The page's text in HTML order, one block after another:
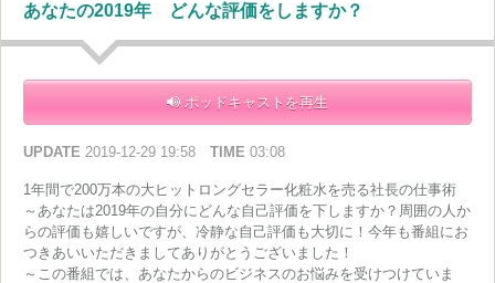
あなたの2019年 どんな評価をしますか？
ポッドキャストを再生
UPDATE 2019-12-29 19:58 TIME 03:08
1年間で200万本の大ヒットロングセラー化粧水を売る社長の仕事術
～あなたは2019年の自分にどんな自己評価を下しますか？周囲の人か
らの評価も嬉しいですが、冷静な自己評価も大切に！今年も番組にお
つきあいいただきましてありがとうございました！
～この番組では、あなたからのビジネスのお悩みを受けつけていま